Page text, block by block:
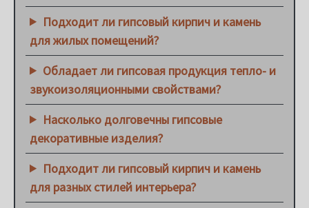
Подходит ли гипсовый кирпич и камень
для жилых помещений?
Обладает ли гипсовая продукция тепло- и
звукоизоляционными свойствами?
Насколько долговечны гипсовые
декоративные изделия?
Подходит ли гипсовый кирпич и камень
для разных стилей интерьера?